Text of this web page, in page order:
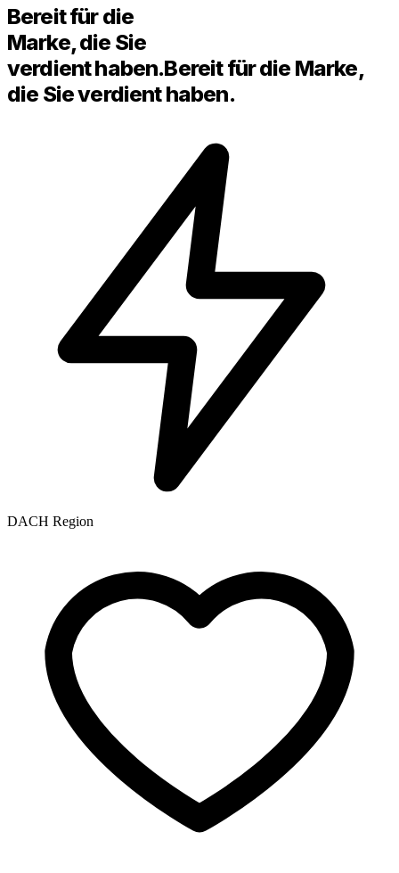
Bereit für die
Marke, die Sie
verdient haben.Bereit für die Marke,
die Sie verdient haben.
DACH Region